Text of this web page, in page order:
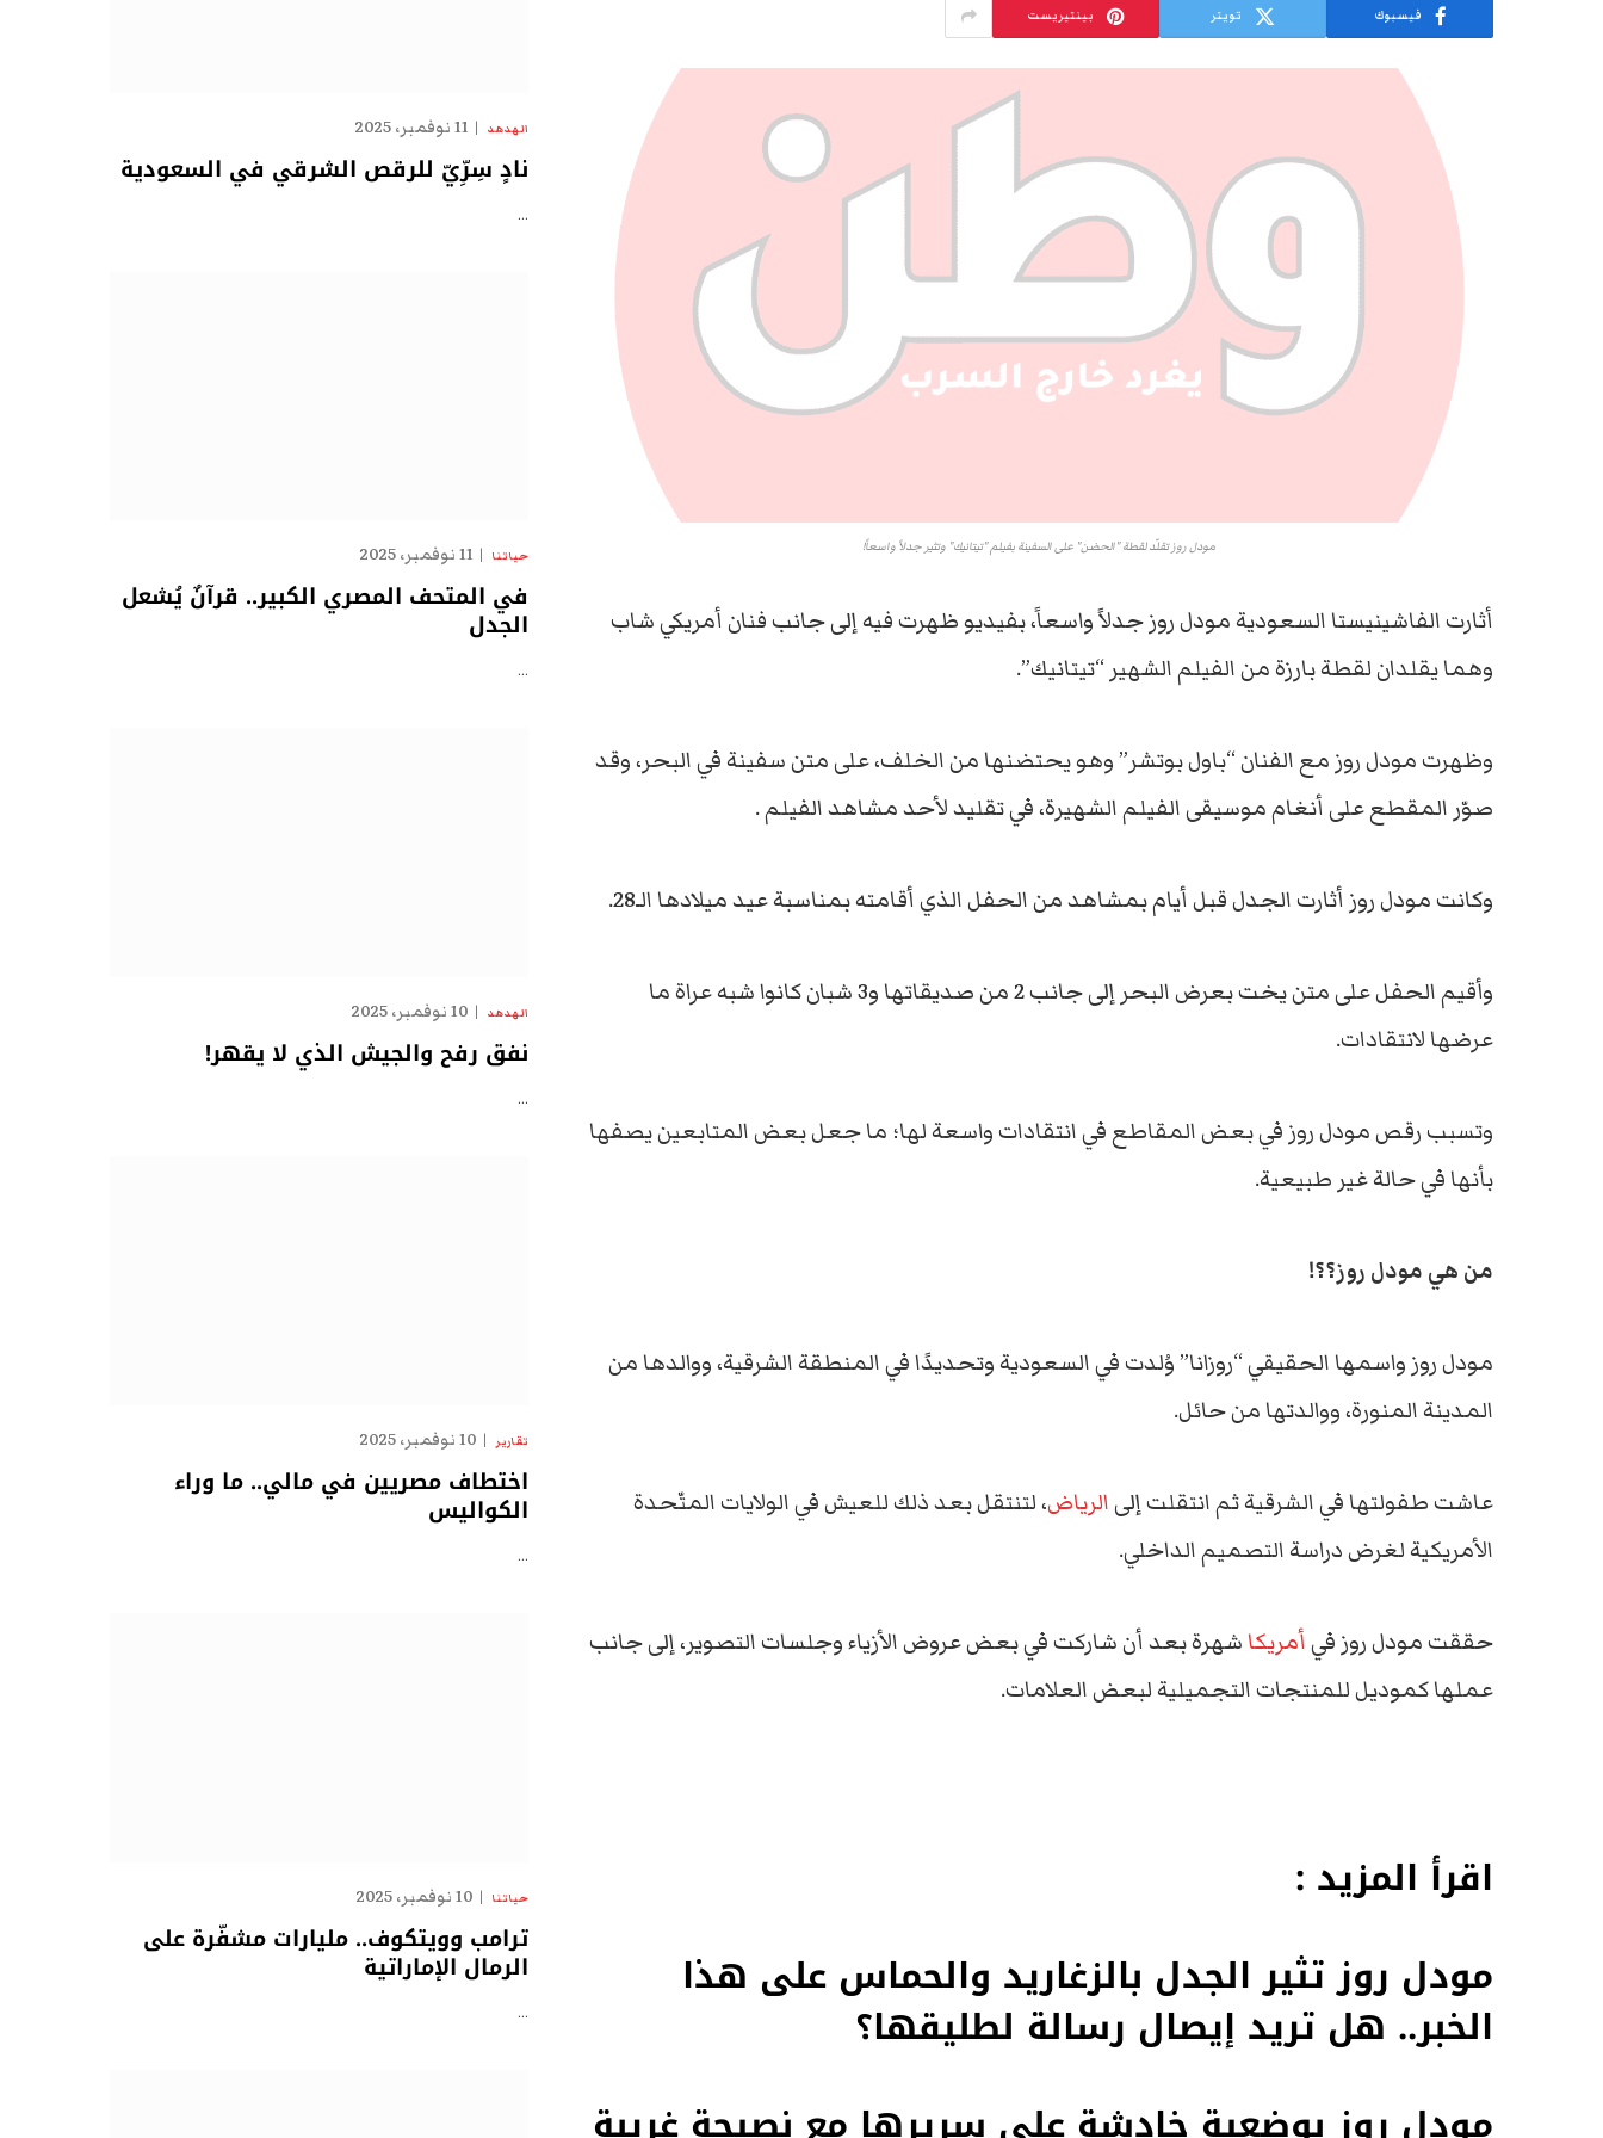
فيسبوك تويتر بينتيريست
مودل روز تقلّد لقطة "الحضن" على السفينة بفيلم "تيتانيك" وتثير جدلاً واسعاً!
أثارت الفاشينيستا السعودية مودل روز جدلاً واسعاً، بفيديو ظهرت فيه إلى جانب فنان أمريكي شاب
وهما يقلدان لقطة بارزة من الفيلم الشهير “تيتانيك”.
وظهرت مودل روز مع الفنان “باول بوتشر” وهو يحتضنها من الخلف، على متن سفينة في البحر، وقد
صوّر المقطع على أنغام موسيقى الفيلم الشهيرة، في تقليد لأحد مشاهد الفيلم .
وكانت مودل روز أثارت الجدل قبل أيام بمشاهد من الحفل الذي أقامته بمناسبة عيد ميلادها الـ28.
وأقيم الحفل على متن يخت بعرض البحر إلى جانب 2 من صديقاتها و3 شبان كانوا شبه عراة ما
عرضها لانتقادات.
وتسبب رقص مودل روز في بعض المقاطع في انتقادات واسعة لها؛ ما جعل بعض المتابعين يصفها
بأنها في حالة غير طبيعية.
من هي مودل روز؟؟!
مودل روز واسمها الحقيقي “روزانا” وُلدت في السعودية وتحديدًا في المنطقة الشرقية، ووالدها من
المدينة المنورة، ووالدتها من حائل.
عاشت طفولتها في الشرقية ثم انتقلت إلىالرياض، لتنتقل بعد ذلك للعيش في الولايات المتّحدة
الأمريكية لغرض دراسة التصميم الداخلي.
حققت مودل روز فيأمريكا شهرة بعد أن شاركت في بعض عروض الأزياء وجلسات التصوير، إلى جانب
عملها كموديل للمنتجات التجميلية لبعض العلامات.
اقرأ المزيد :
مودل روز تثير الجدل بالزغاريد والحماس على هذا
الخبر.. هل تريد إيصال رسالة لطليقها؟
الهدهد 11 نوفمبر، 2025
نادٍ سِرِّيّ للرقص الشرقي في السعودية
…
حياتنا 11 نوفمبر، 2025
في المتحف المصري الكبير.. قرآنٌ يُشعل
الجدل
…
الهدهد 10 نوفمبر، 2025
نفق رفح والجيش الذي لا يقهر!
…
تقارير 10 نوفمبر، 2025
اختطاف مصريين في مالي.. ما وراء
الكواليس
…
حياتنا 10 نوفمبر، 2025
ترامب وويتكوف.. مليارات مشفّرة على
الرمال الإماراتية
…